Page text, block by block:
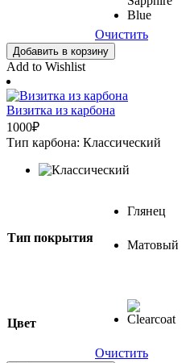
Очистить
Добавить в корзину
Add to Wishlist
Визитка из карбона
1000₽
Тип карбона: Классический
Тип покрытия
Глянец
Матовый
Цвет
Очистить